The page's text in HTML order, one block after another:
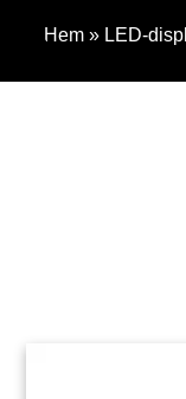
ODM-tjänster.
Hem » LED-